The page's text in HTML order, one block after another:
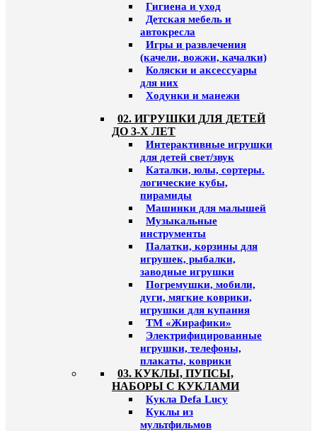
Гигиена и уход
Детская мебель и
автокресла
Игры и развлечения
(качели, вожжи, качалки)
Коляски и аксессуары
для них
Ходунки и манежи
02. ИГРУШКИ ДЛЯ ДЕТЕЙ
ДО 3-Х ЛЕТ
Интерактивные игрушки
для детей свет/звук
Каталки, юлы, сортеры.
логические кубы,
пирамиды
Машинки для малышей
Музыкальные
инструменты
Палатки, корзины для
игрушек, рыбалки,
заводные игрушки
Погремушки, мобили,
дуги, мягкие коврики,
игрушки для купания
ТМ «Жирафики»
Электрифицированные
игрушки, телефоны,
плакаты, коврики
03. КУКЛЫ, ПУПСЫ,
НАБОРЫ С КУКЛАМИ
Кукла Defa Lucy
Куклы из
мультфильмов